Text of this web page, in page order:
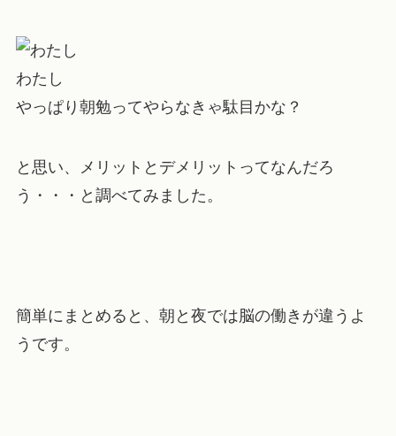
わたし
やっぱり朝勉ってやらなきゃ駄目かな？
と思い、メリットとデメリットってなんだろ
う・・・と調べてみました。
簡単にまとめると、 朝と夜では脳の働きが違う よ
うです。